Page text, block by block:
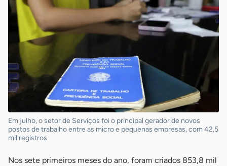
Em julho, o setor de Serviços foi o principal gerador de novos
postos de trabalho entre as micro e pequenas empresas, com 42,5
mil registros
Nos sete primeiros meses do ano, foram criados 853,8 mil